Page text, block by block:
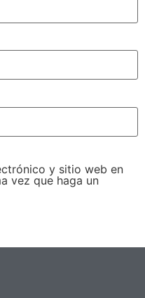
y sitio web en
vez que haga un